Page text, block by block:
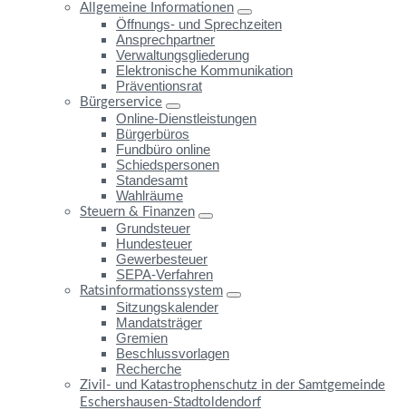
Allgemeine Informationen
Öffnungs- und Sprechzeiten
Ansprechpartner
Verwaltungsgliederung
Elektronische Kommunikation
Präventionsrat
Bürgerservice
Online-Dienstleistungen
Bürgerbüros
Fundbüro online
Schiedspersonen
Standesamt
Wahlräume
Steuern & Finanzen
Grundsteuer
Hundesteuer
Gewerbesteuer
SEPA-Verfahren
Ratsinformationssystem
Sitzungskalender
Mandatsträger
Gremien
Beschlussvorlagen
Recherche
Zivil- und Katastrophenschutz in der Samtgemeinde
Eschershausen-Stadtoldendorf